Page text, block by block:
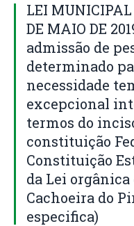
LEI MUNICIPAL
DE MAIO DE
admissão de
determinado
necessidade
excepcional
termos do
constituição
Constituição
da Lei
Cachoeira do
especifica)